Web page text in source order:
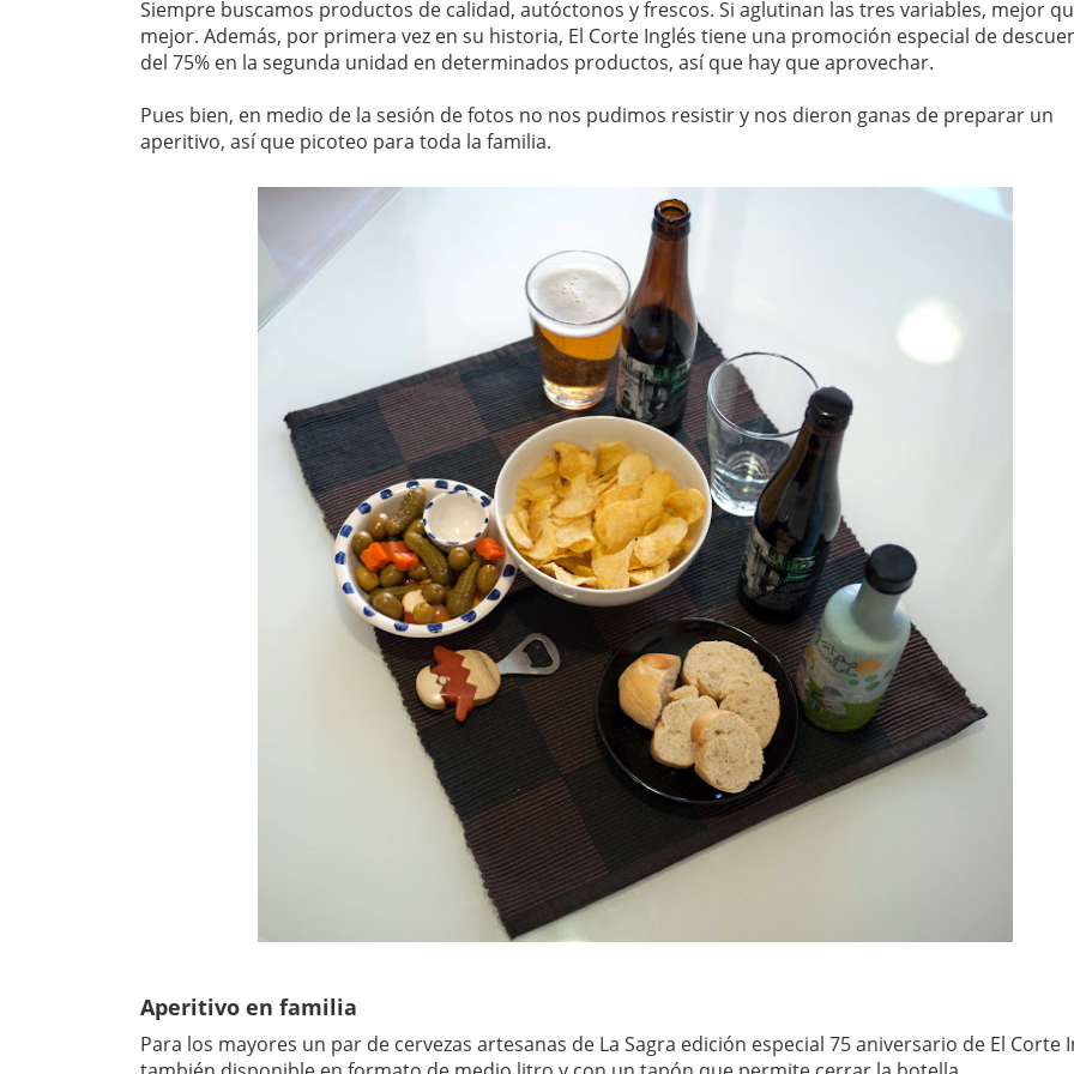
Siempre buscamos productos de calidad, autóctonos y frescos. Si aglutinan las tres variables, mejor
mejor. Además, por primera vez en su historia, El Corte Inglés tiene una promoción especial de
del 75% en la segunda unidad en determinados productos, así que hay que aprovechar.
Pues bien, en medio de la sesión de fotos no nos pudimos resistir y nos dieron ganas de preparar un
aperitivo, así que picoteo para toda la familia.
Aperitivo en familia
Para los mayores un par de cervezas artesanas de La Sagra edición especial 75 aniversario de El Corte